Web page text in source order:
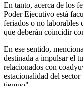
En tanto, acerca de los
Poder Ejecutivo está
feriados o no laborables
que deberán coincidir
En ese sentido,
destinada a impulsar el
relacionados con
estacionalidad del